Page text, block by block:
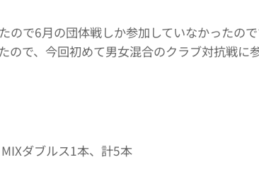
ので6月の団体戦しか参加していなかったので
で、今回初めて男女混合のクラブ対抗戦に参
ダブルス1本、計5本